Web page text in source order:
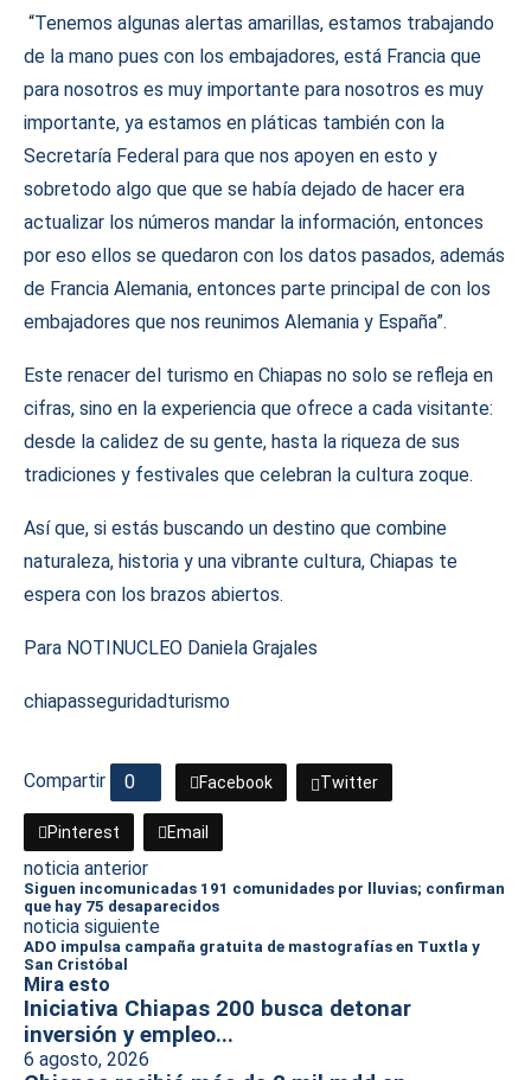
“Tenemos algunas alertas amarillas, estamos trabajando
de la mano pues con los embajadores, está Francia que
para nosotros es muy importante para nosotros es muy
importante, ya estamos en pláticas también con la
Secretaría Federal para que nos apoyen en esto y
sobretodo algo que que se había dejado de hacer era
actualizar los números mandar la información, entonces
por eso ellos se quedaron con los datos pasados, además
de Francia Alemania, entonces parte principal de con los
embajadores que nos reunimos Alemania y España”.
Este renacer del turismo en Chiapas no solo se refleja en
cifras, sino en la experiencia que ofrece a cada visitante:
desde la calidez de su gente, hasta la riqueza de sus
tradiciones y festivales que celebran la cultura zoque.
Así que, si estás buscando un destino que combine
naturaleza, historia y una vibrante cultura, Chiapas te
espera con los brazos abiertos.
Para NOTINUCLEO Daniela Grajales
chiapasseguridadturismo
Compartir 0 Facebook Twitter
Pinterest Email
noticia anterior
Siguen incomunicadas 191 comunidades por lluvias; confirman
que hay 75 desaparecidos
noticia siguiente
ADO impulsa campaña gratuita de mastografías en Tuxtla y
San Cristóbal
Mira esto
Iniciativa Chiapas 200 busca detonar
inversión y empleo...
6 agosto, 2026